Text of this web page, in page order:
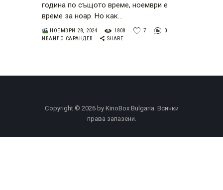
година по същото време, ноември е
време за ноар. Но как…
НОЕМВРИ 28, 2024 1808 7
0
ИВАЙЛО САРАНДЕВ
SHARE
Copyright © 2026 by KinoBox Bulgaria. Всички
права запазени.